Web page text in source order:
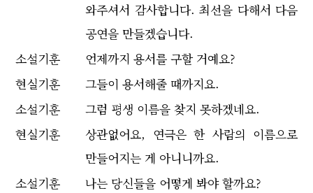
와주셔서 감사합니다. 최선을 다해서 다음
공연을 만들겠습니다.
소설기훈
언제까지 용서를 구할 거예요?
현실기훈
그들이 용서해줄 때까지요.
소설기훈
그럼 평생 이름을 찾지 못하겠네요.
현실기훈
상관없어요, 연극은 한 사람의 이름으로
만들어지는 게 아니니까요.
소설기훈
나는 당신들을 어떻게 봐야 할까요?